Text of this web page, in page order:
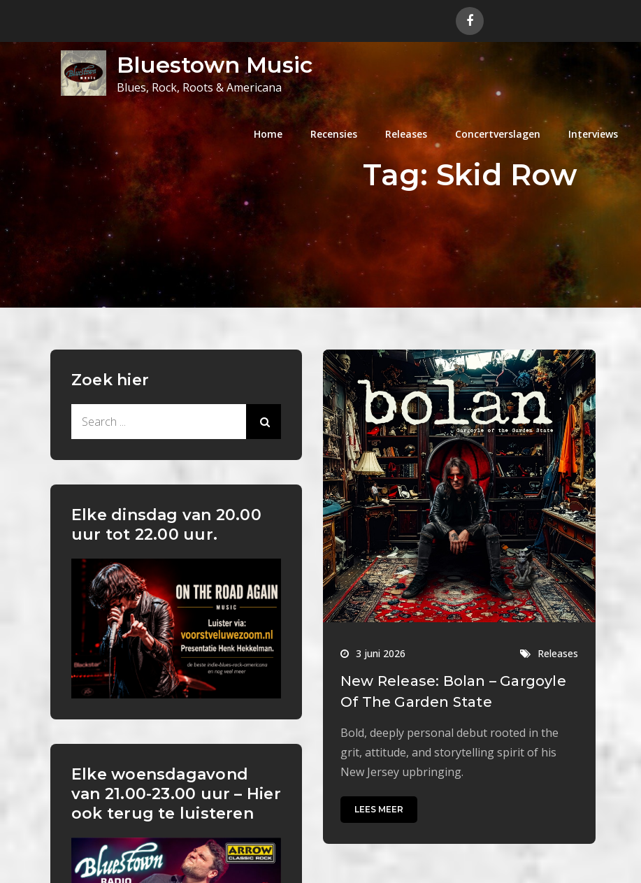
content
Bluestown Music
Blues, Rock, Roots & Americana
Home Recensies Releases Concertverslagen Interviews
Tag:Skid Row
3 juni 2026 Releases
New Release: Bolan – Gargoyle
Of The Garden State
Bold, deeply personal debut rooted in the
grit, attitude, and storytelling spirit of his
New Jersey upbringing.
LEES MEER
Zoek hier
Elke dinsdag van 20.00
uur tot 22.00 uur.
Elke woensdagavond
van 21.00-23.00 uur – Hier
ook terug te luisteren